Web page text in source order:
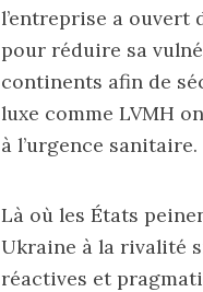
l’entreprise a ouvert
pour réduire sa
continents afin de
luxe comme LVMH
à l’urgence sanitaire.
Là où les États
Ukraine à la rivalité
réactives et